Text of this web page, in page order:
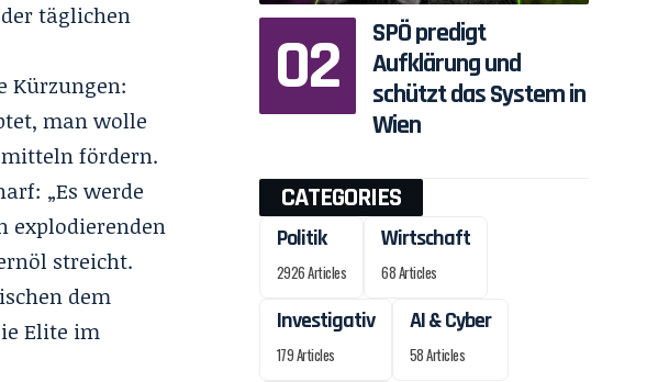
täglichen
Kürzungen:
man wolle
fördern.
„Es werde
explodierenden
streicht.
dem
Elite im
SPÖ predigt
Aufklärung und
schützt das System in
Wien
CATEGORIES
Politik
2926 Articles
Wirtschaft
68 Articles
Investigativ
179 Articles
AI & Cyber
58 Articles